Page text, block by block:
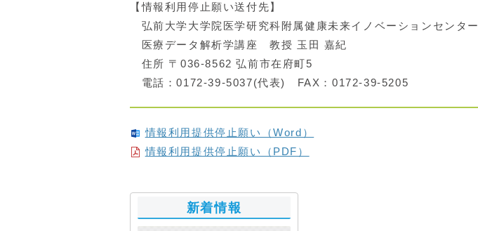
【情報利用停止願い送付先】
弘前大学大学院医学研究科附属健康未来イノベーションセンター
医療データ解析学講座 教授 玉田 嘉紀
住所 〒036-8562 弘前市在府町5
電話：0172-39-5037(代表) FAX：0172-39-5205
情報利用提供停止願い（Word）
情報利用提供停止願い（PDF）
新着情報